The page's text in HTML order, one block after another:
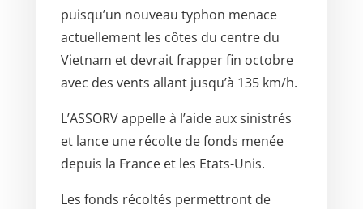
puisqu’un nouveau typhon menace
actuellement les côtes du centre du
Vietnam et devrait frapper fin octobre
avec des vents allant jusqu’à 135 km/h.
L’ASSORV appelle à l’aide aux sinistrés
et lance une récolte de fonds menée
depuis la France et les Etats-Unis.
Les fonds récoltés permettront de